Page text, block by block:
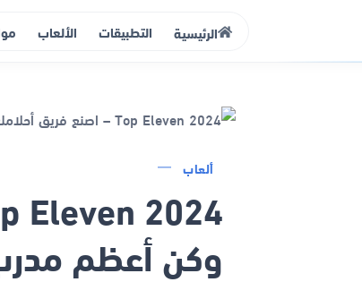
الرئيسية التطبيقات الألعاب
ألعاب
وكن أعظم